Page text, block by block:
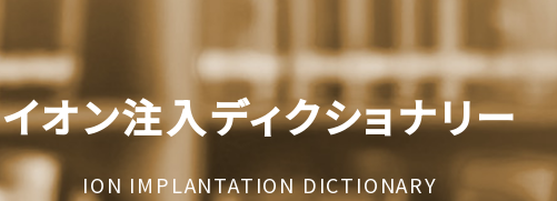
イオン注入ディクショナリー
ION IMPLANTATION DICTIONARY